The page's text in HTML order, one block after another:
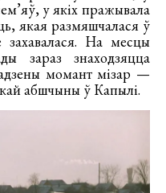
у якіх пражывала
якая размяшчалася ў
захавалася. На месцы
зараз знаходзяцца
момант мізар —
абшчыны ў Капылі.